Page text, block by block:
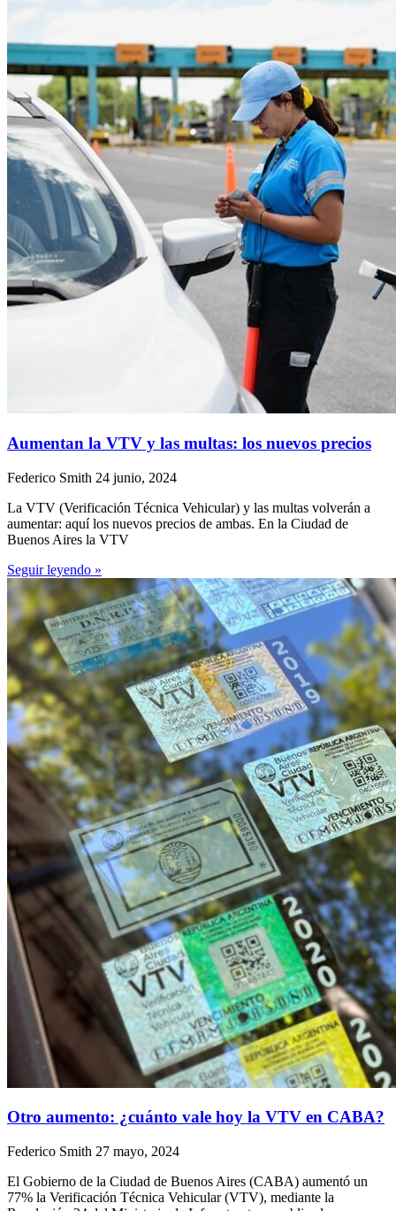
Aumentan la VTV y las multas: los nuevos precios
Federico Smith 24 junio, 2024
La VTV (Verificación Técnica Vehicular) y las multas volverán a
aumentar: aquí los nuevos precios de ambas. En la Ciudad de
Buenos Aires la VTV
Seguir leyendo »
Otro aumento: ¿cuánto vale hoy la VTV en CABA?
Federico Smith 27 mayo, 2024
El Gobierno de la Ciudad de Buenos Aires (CABA) aumentó un
77% la Verificación Técnica Vehicular (VTV), mediante la